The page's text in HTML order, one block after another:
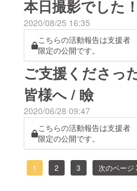
『写真』としての完成度を
上げていきたいなと思って
おります。もしよろしけれ
ば、今回も誠実に頑張って
いきたいと思いますので、
支援していただけないで
しょうか。既に支援済みの
皆様には大変感謝しており
ます。本当にありがとうご
ざいます！ご連絡が重複し
てしまいまして申し訳ござ
感じています。きっとご購
入頂いた方の多くは、『彼
女が写っている写真を見た
い』という気持ちが大き
かったのではないでしょう
か。それは私も同じで、一
時期彼女を撮影した写真を
安眠剤にしていたくらい(
態)、彫刻の様に綺麗な彼女
の虜でした。私の写真は、
よく『ずっと見ていられ
昼夢にて、ひとさじの毒】
です。なんだか内容が楽し
みなタイトルですね。そし
て…私の手元には、仕上
がった写真集が既に届いて
おります。本当にお待たせ
いたしました。発送の準備
が整い次第、発送の手配に
取り掛かりますのでどう
か、もう少々お待ちくださ
本日撮影でした！
2020/08/25 16:35
こちらの活動報告は支援者
限定の公開です。
ご支援くださっ
皆様へ / 瞼
2020/06/28 09:47
こちらの活動報告は支援者
限定の公開です。
1 2 3 次のページ